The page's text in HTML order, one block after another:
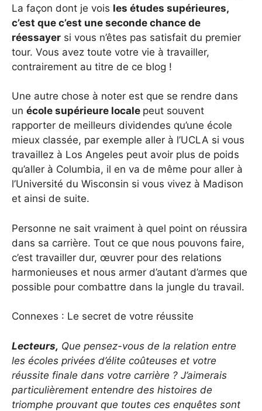
La façon dont je vois les études supérieures,
c’est que c’est une seconde chance de
réessayer si vous n’êtes pas satisfait du premier
tour. Vous avez toute votre vie à travailler,
contrairement au titre de ce blog !
Une autre chose à noter est que se rendre dans
un école supérieure locale peut souvent
rapporter de meilleurs dividendes qu’une école
mieux classée, par exemple aller à l’UCLA si vous
travaillez à Los Angeles peut avoir plus de poids
qu’aller à Columbia, il en va de même pour aller à
l’Université du Wisconsin si vous vivez à Madison
et ainsi de suite.
Personne ne sait vraiment à quel point on réussira
dans sa carrière. Tout ce que nous pouvons faire,
c’est travailler dur, œuvrer pour des relations
harmonieuses et nous armer d’autant d’armes que
possible pour combattre dans la jungle du travail.
Connexes : Le secret de votre réussite
Lecteurs, Que pensez-vous de la relation entre
les écoles privées d’élite coûteuses et votre
réussite finale dans votre carrière ? J’aimerais
particulièrement entendre des histoires de
triomphe prouvant que toutes ces enquêtes sont